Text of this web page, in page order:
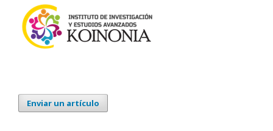
Enviar un artículo